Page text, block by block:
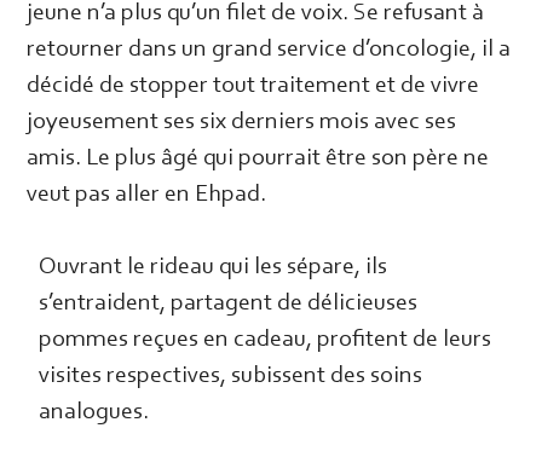
jeune n’a plus qu’un filet de voix. Se refusant à
retourner dans un grand service d’oncologie, il a
décidé de stopper tout traitement et de vivre
joyeusement ses six derniers mois avec ses
amis. Le plus âgé qui pourrait être son père ne
veut pas aller en Ehpad.
Ouvrant le rideau qui les sépare, ils
s’entraident, partagent de délicieuses
pommes reçues en cadeau, profitent de leurs
visites respectives, subissent des soins
analogues.